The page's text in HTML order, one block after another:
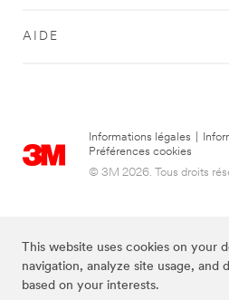
This website uses cookies on your
navigation, analyze site usage, and
based on your interests.
AIDE
Informations légales
Préférences cookies
© 3M 2026. Tous droits